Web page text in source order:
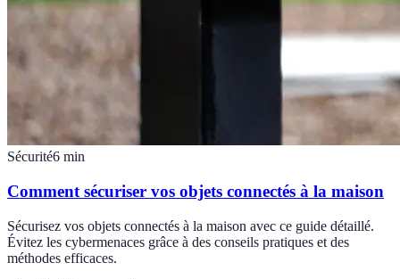
Sécurité6 min
Comment sécuriser vos objets connectés à la maison
Sécurisez vos objets connectés à la maison avec ce guide détaillé.
Évitez les cybermenaces grâce à des conseils pratiques et des
méthodes efficaces.